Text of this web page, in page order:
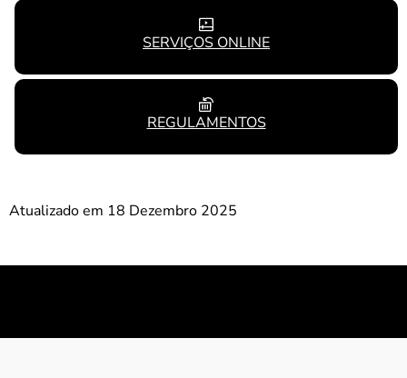
SERVIÇOS ONLINE
REGULAMENTOS
Atualizado em 18 Dezembro 2025